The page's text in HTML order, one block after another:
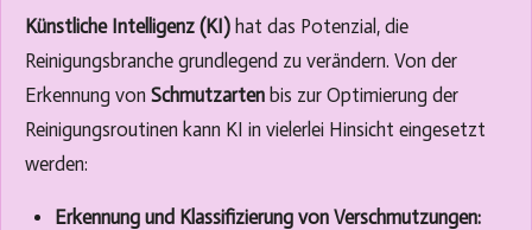
Künstliche Intelligenz (KI) hat das Potenzial, die
Reinigungsbranche grundlegend zu verändern. Von der
Erkennung von Schmutzarten bis zur Optimierung der
Reinigungsroutinen kann KI in vielerlei Hinsicht eingesetzt
werden:
Erkennung und Klassifizierung von Verschmutzungen: